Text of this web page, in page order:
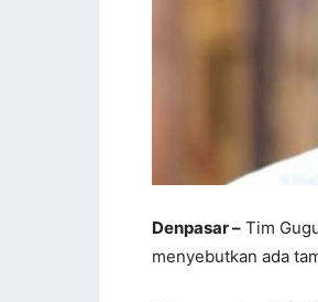
Denpasar – Tim
menyebutkan ada